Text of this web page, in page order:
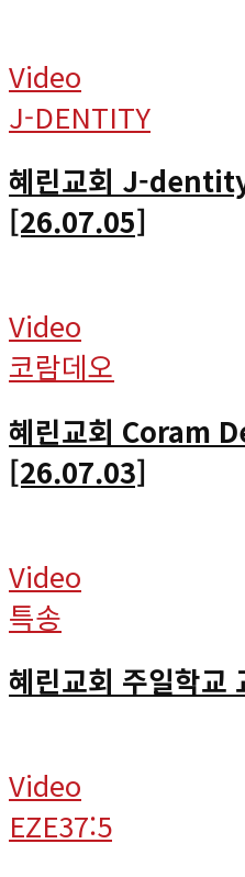
Video
J-DENTITY
혜린교회 J-
[26.07.05]
Video
코람데오
혜린교회 Coram
[26.07.03]
Video
특송
혜린교회 주일학교
Video
EZE37:5